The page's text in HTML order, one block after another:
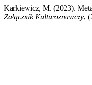
Karkiewicz, M. (2023).
Załącznik Kulturoznawczy,